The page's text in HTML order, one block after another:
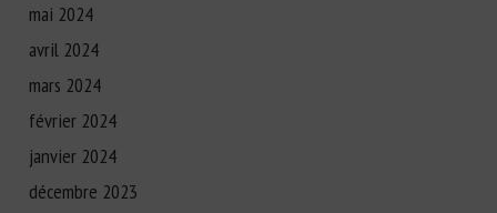
mai 2024
avril 2024
mars 2024
février 2024
janvier 2024
décembre 2023